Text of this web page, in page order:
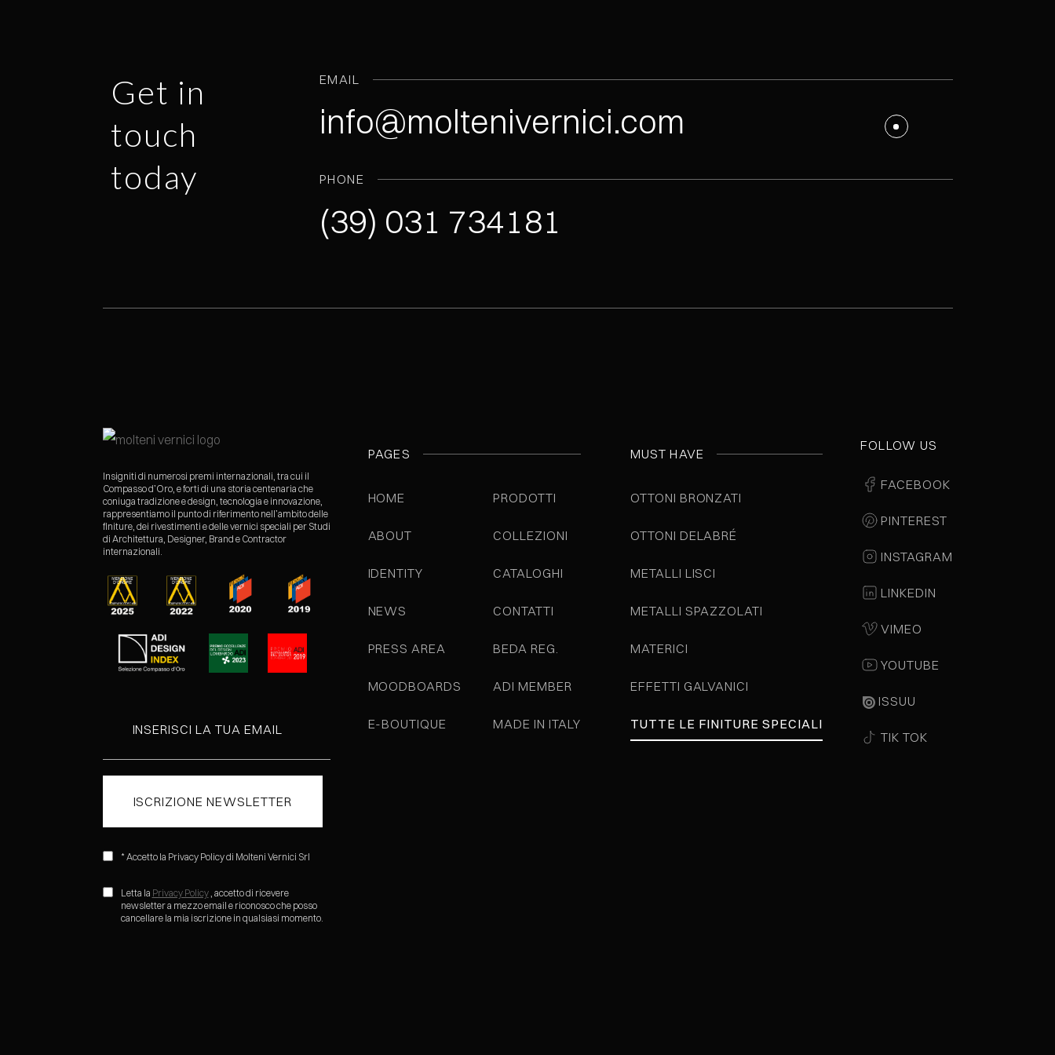
Get in
touch
today
EMAIL
info@moltenivernici.com
PHONE
(39) 031 734181
Insigniti di numerosi premi internazionali, tra cui il
Compasso d’Oro, e forti di una storia centenaria che
coniuga tradizione e design, tecnologia e innovazione,
rappresentiamo il punto di riferimento nell’ambito delle
finiture, dei rivestimenti e delle vernici speciali per Studi
di Architettura, Designer, Brand e Contractor
internazionali.
* Accetto la Privacy Policy di Molteni Vernici Srl
Letta la Privacy Policy, accetto di ricevere
newsletter a mezzo email e riconosco che posso
cancellare la mia iscrizione in qualsiasi momento.
PAGES
HOME
ABOUT
IDENTITY
NEWS
PRESS AREA
MOODBOARDS
E-BOUTIQUE
PRODOTTI
COLLEZIONI
CATALOGHI
CONTATTI
BEDA REG.
ADI MEMBER
MADE IN ITALY
MUST HAVE
OTTONI BRONZATI
OTTONI DELABRÉ
METALLI LISCI
METALLI SPAZZOLATI
MATERICI
EFFETTI GALVANICI
TUTTE LE FINITURE SPECIALI
FOLLOW US
FACEBOOK
PINTEREST
INSTAGRAM
LINKEDIN
VIMEO
YOUTUBE
ISSUU
TIK TOK